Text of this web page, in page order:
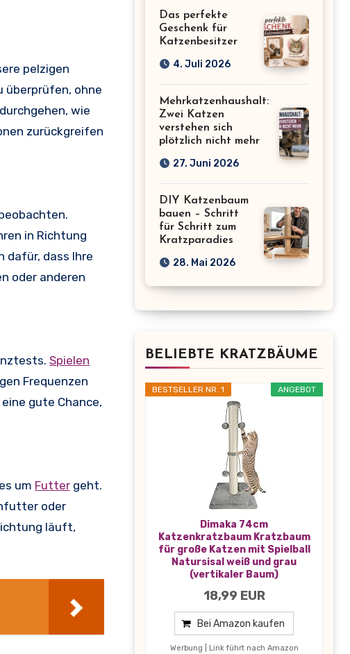
pelzigen
überprüfen, ohne
wie
zurückgreifen
in Richtung
dafür, dass Ihre
oder anderen
Spielen
Frequenzen
gute Chance,
um Futter geht.
oder
läuft,
Das perfekte
Geschenk für
Katzenbesitzer
4. Juli 2026
Mehrkatzenhaushalt:
Zwei Katzen
verstehen sich
plötzlich nicht mehr
27. Juni 2026
DIY Katzenbaum
bauen – Schritt
für Schritt zum
Kratzparadies
28. Mai 2026
BELIEBTE KRATZBÄUME
ANGEBOT
BESTSELLER NR. 1
Dimaka 74cm
Katzenkratzbaum Kratzbaum
für große Katzen mit Spielball
Natursisal weiß und grau
(vertikaler Baum)
18,99 EUR
Bei Amazon kaufen
Werbung | Link führt nach Amazon